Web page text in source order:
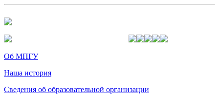
Об МПГУ
Наша история
Сведения об образовательной организации